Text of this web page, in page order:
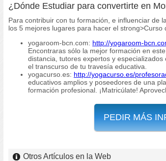
¿Dónde Estudiar para convertirte en
Para contribuir con tu formación, e influenciar de
los 5 mejores lugares para hacer el strong>Curso
yogaroom-bcn.com: http://yogaroom-
Encontraras sólo la mejor formación en
distancia, tutores expertos y
el transcurso de tu travesía educativa.
yogacurso.es: http://yogacurso.es/
educativos amplios y poseedores de una
formación profesional. ¡Matricúlate!
PEDIR MÁS
Otros Artículos en la Web